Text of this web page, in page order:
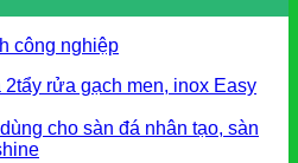
công nghiệp